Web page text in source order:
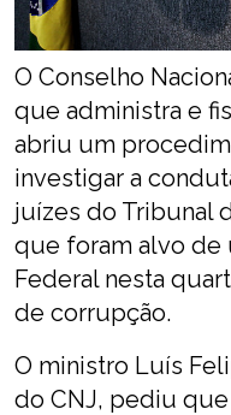
O Conselho
que administra e
abriu um
investigar a
juízes do Tribunal
que foram alvo de
Federal nesta
de corrupção.
O ministro Luís
do CNJ, pediu